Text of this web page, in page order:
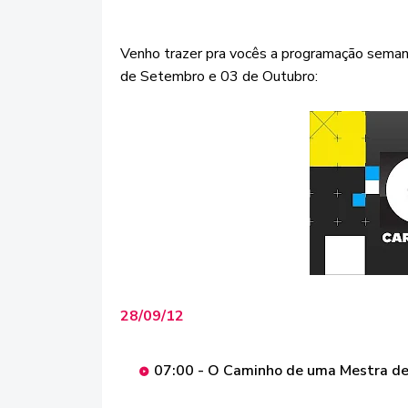
Venho trazer pra vocês a programação
de Setembro e 03 de Outubro:
28/09/12
07:00 - O Caminho de uma Mestra